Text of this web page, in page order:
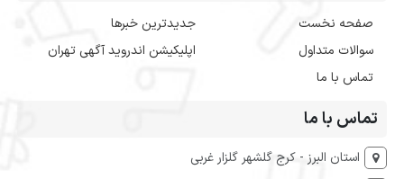
صفحه نخست
سوالات متداول
تماس با ما
جدیدترین خبرها
اپلیکیشن اندروید آگهی تهران
تماس با ما
استان البرز - کرج گلشهر گلزار غربی